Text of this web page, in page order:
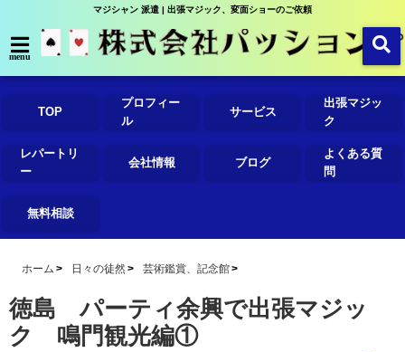
マジシャン 派遣 | 出張マジック、変面ショーのご依頼
menu
TOP
プロフィー
ル
サービス
出張マジッ
ク
レパートリ
ー
会社情報 ブログ
よくある質
問
無料相談
ホーム 日々の徒然 芸術鑑賞、記念館
徳島 パーティ余興で出張マジッ
ク 鳴門観光編①